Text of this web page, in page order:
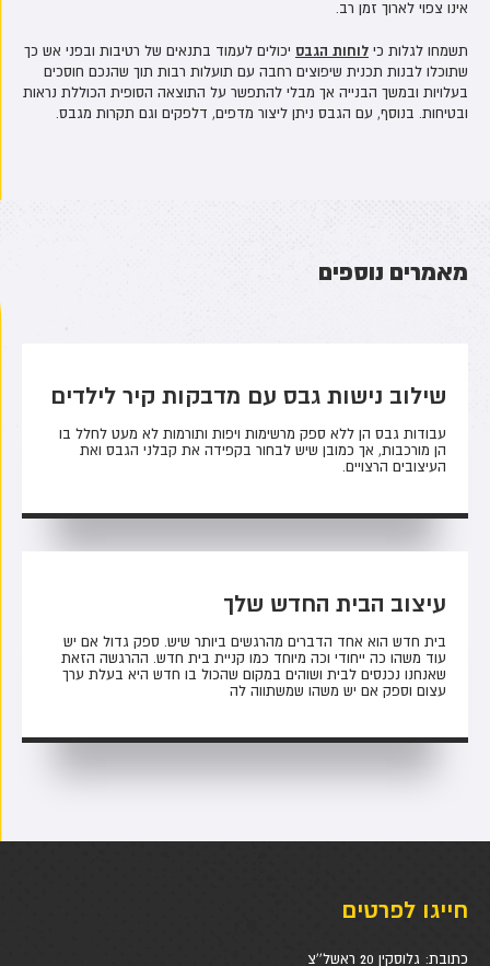
אינו צפוי לארוך זמן רב.
תשמחו לגלות כי לוחות הגבס יכולים לעמוד בתנאים של רטיבות ובפני אש כך
שתוכלו לבנות תכנית שיפוצים רחבה עם תועלות רבות תוך שהנכם חוסכים
בעלויות ובמשך הבנייה אך מבלי להתפשר על התוצאה הסופית הכוללת נראות
ובטיחות. בנוסף, עם הגבס ניתן ליצור מדפים, דלפקים וגם תקרות מגבס.
מאמרים נוספים
שילוב נישות גבס עם מדבקות קיר לילדים
עבודות גבס הן ללא ספק מרשימות ויפות ותורמות לא מעט לחלל בו
הן מורכבות, אך כמובן שיש לבחור בקפידה את קבלני הגבס ואת
העיצובים הרצויים.
עיצוב הבית החדש שלך
בית חדש הוא אחד הדברים מהרגשים ביותר שיש. ספק גדול אם יש
עוד משהו כה ייחודי וכה מיוחד כמו קניית בית חדש. ההרגשה הזאת
שאנחנו נכנסים לבית ושוהים במקום שהכול בו חדש היא בעלת ערך
עצום וספק אם יש משהו שמשתווה לה
חייגו לפרטים
כתובת: גלוסקין 20 ראשל''צ